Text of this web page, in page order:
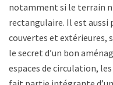
notamment si le terrain
rectangulaire. Il est aussi
couvertes et extérieures,
le secret d’un bon
espaces de circulation, les